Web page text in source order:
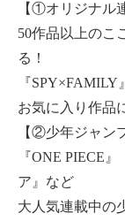
【①オリジナル
50作品以上のこ
る！
『
お気に入り作品
【②少年ジャン
『ONE PIECE
ア』など
大人気連載中の